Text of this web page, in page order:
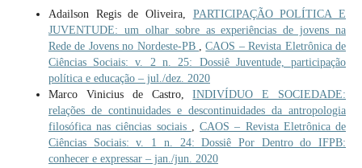
Adailson Regis de Oliveira, PARTICIPAÇÃO POLÍTICA E
JUVENTUDE: um olhar sobre as experiências de jovens na
Rede de Jovens no Nordeste-PB ,CAOS – Revista Eletrônica de
Ciências Sociais: v. 2 n. 25: Dossiê Juventude, participação
política e educação – jul./dez. 2020
Marco Vinicius de Castro,INDIVÍDUO E SOCIEDADE:
relações de continuidades e descontinuidades da antropologia
filosófica nas ciências sociais ,CAOS – Revista Eletrônica de
Ciências Sociais: v. 1 n. 24: Dossiê Por Dentro do IFPB:
conhecer e expressar – jan./jun. 2020